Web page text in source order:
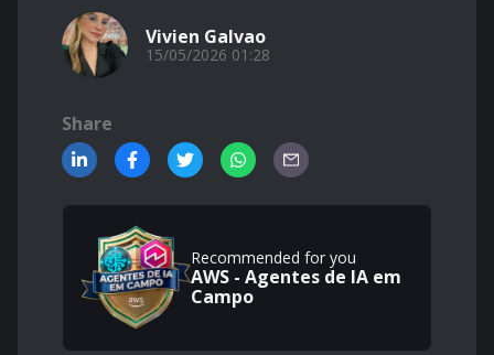
Vivien Galvao
15/05/2026 01:28
Share
Recommended for you
AWS - Agentes de IA em
Campo